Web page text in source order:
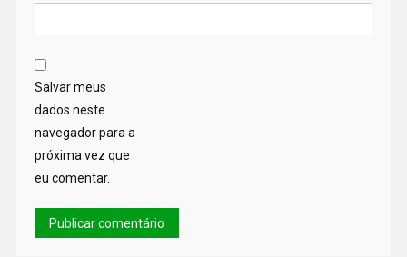
Salvar meus
dados neste
navegador para a
próxima vez que
eu comentar.